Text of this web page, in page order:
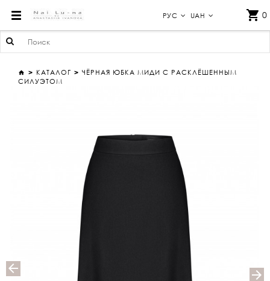
РУС UAH 0
КАТАЛОГ
ЧЁРНАЯ ЮБКА МИДИ С РАСКЛЁШЕННЫМ
СИЛУЭТОМ
ЧЁРНАЯ ЮБКА МИДИ С РАСКЛЁШЕННЫМ СИЛУЭТОМ NAI LUNA BY ANASTASIIA IVANOVA